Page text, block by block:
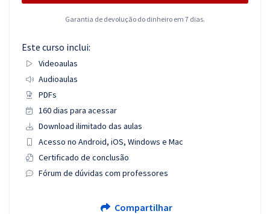
Garantia de devolução do dinheiro em 7 dias.
Este curso inclui:
Videoaulas
Audioaulas
PDFs
160 dias para acessar
Download ilimitado das aulas
Acesso no Android, iOS, Windows e Mac
Certificado de conclusão
Fórum de dúvidas com professores
Compartilhar